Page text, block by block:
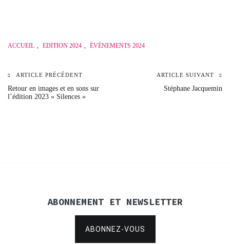
ACCUEIL EDITION 2024 ÉVÈNEMENTS 2024
Navigation
ARTICLE PRÉCÉDENT
Retour en images et en sons sur
l’édition 2023 « Silences »
ARTICLE SUIVANT
Stéphane Jacquemin
ABONNEMENT ET NEWSLETTER
ABONNEZ-VOUS